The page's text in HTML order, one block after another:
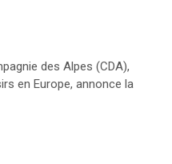
des Alpes (CDA),
en Europe, annonce la